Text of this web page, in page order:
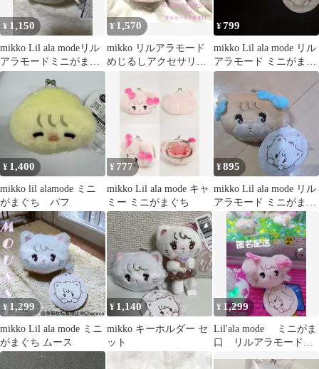
¥ 1,150
mikko Lil ala modeリル
アラモードミニがまぐ
ちスフレ
¥ 1,570
mikko リルアラモード
めじるしアクセサリー
ャミー
¥799
mikko Lil ala mode リル
アラモード ミニがまぐ
ち ラテ
¥ 1,400
mikko lil alamode ミニ
がまぐち パフ
¥ 777
mikko Lil ala mode キャ
ミー ミニがまぐち
¥895
mikko Lil ala mode リル
アラモード ミニがまぐ
ち ラテ
¥1,299
mikko Lil ala mode ミニ
がまぐち ムース
¥ 1,140
mikko キーホルダー セ
ット
¥ 1,299
Lil'ala mode ミニがま
口 リルアラモード